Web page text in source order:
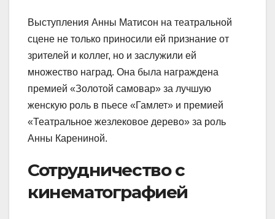
Выступления Анны Матисон на театральной
сцене не только приносили ей признание от
зрителей и коллег, но и заслужили ей
множество наград. Она была награждена
премией «Золотой самовар» за лучшую
женскую роль в пьесе «Гамлет» и премией
«Театральное жезлековое дерево» за роль
Анны Карениной.
Сотрудничество с
кинематографией